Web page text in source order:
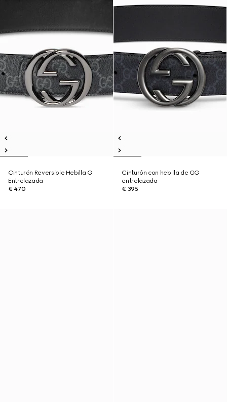
Cinturón Reversible Hebilla G
Entrelazada
€ 470
Cinturón con hebilla de GG
entrelazada
€ 395